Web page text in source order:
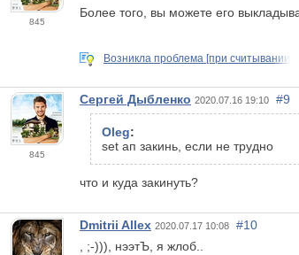
845
Более того, вы можете его
Возникла проблема [при считывании
845
Сергей Дыбленко 2020.07.16 19:10 #9
Oleg:
set ап закинь, если не трудно
что и куда закинуть?
Dmitrii Allex 2020.07.17 10:08
#10
, ;-))), нээтЪ, я жлоб..